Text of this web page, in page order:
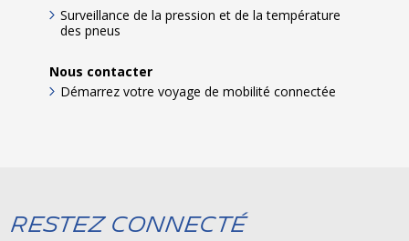
Surveillance de la pression et de la température
des pneus
Nous contacter
Démarrez votre voyage de mobilité connectée
Restez connecté